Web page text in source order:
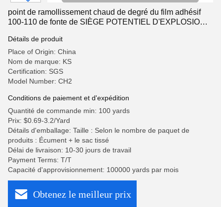
point de ramollissement chaud de degré du film adhésif
100-110 de fonte de SIÈGE POTENTIEL D'EXPLOSION
Détails de produit
Place of Origin: China
Nom de marque: KS
Certification: SGS
Model Number: CH2
Conditions de paiement et d'expédition
Quantité de commande min: 100 yards
Prix: $0.69-3.2/Yard
Détails d'emballage: Taille : Selon le nombre de paquet de
produits : Écument + le sac tissé
Délai de livraison: 10-30 jours de travail
Payment Terms: T/T
Capacité d'approvisionnement: 100000 yards par mois
Obtenez le meilleur prix